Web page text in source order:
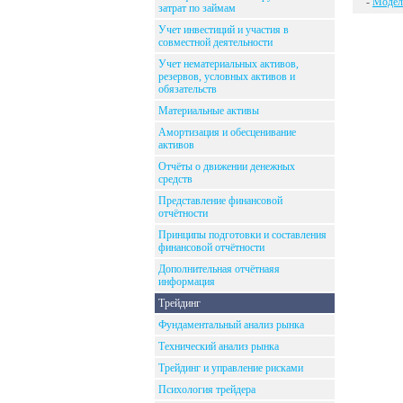
затрат по займам
Учет инвестиций и участия в
совместной деятельности
Учет нематериальных активов,
резервов, условных активов и
обязательств
Материальные активы
Амортизация и обесценивание
активов
Отчёты о движении денежных
средств
Представление финансовой
отчётности
Принципы подготовки и составления
финансовой отчётности
Дополнительная отчётнаяя
информация
Трейдинг
Фундаментальный анализ рынка
Технический анализ рынка
Трейдинг и управление рисками
Психология трейдера